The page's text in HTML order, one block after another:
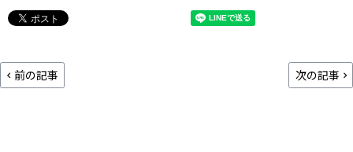
前の記事 次の記事